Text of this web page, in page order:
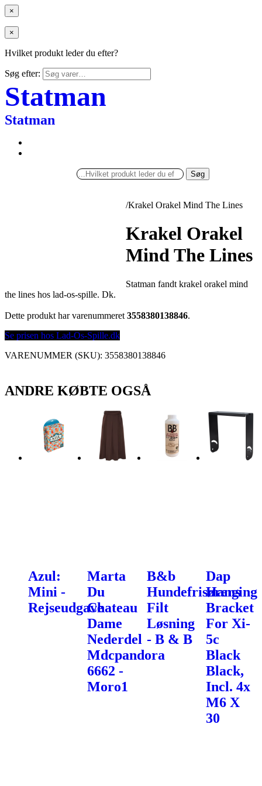
×
×
Hvilket produkt leder du efter?
Søg efter:
Statman
Statman
Søg
/Krakel Orakel Mind The Lines
Krakel Orakel
Mind The Lines
Statman fandt krakel orakel mind
the lines hos lad-os-spille. Dk.
Dette produkt har varenummeret 3558380138846.
Se prisen hos Lad-Os-Spille.dk
VARENUMMER (SKU): 3558380138846
ANDRE KØBTE OGSÅ
Azul:
Mini -
Rejseudgave
Marta
Du
Chateau
Dame
Nederdel
Mdcpandora
6662 -
Moro1
B&b
Hundefrisørens
Filt
Løsning
- B & B
Dap
Hanging
Bracket
For Xi-
5c
Black
Black,
Incl. 4x
M6 X
30